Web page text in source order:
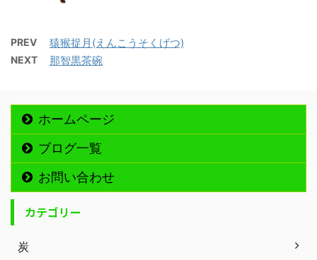
PREV 猿猴捉月(えんこうそくげつ)
NEXT 那智黒茶碗
ホームページ
ブログ一覧
お問い合わせ
カテゴリー
炭